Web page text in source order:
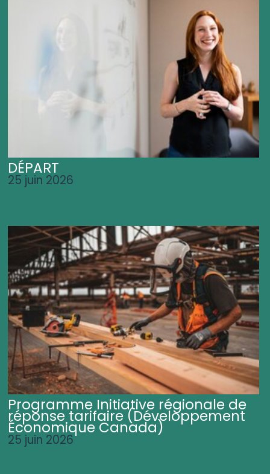
DÉPART
25 juin 2026
Programme Initiative régionale de
réponse tarifaire (Développement
Économique Canada)
25 juin 2026